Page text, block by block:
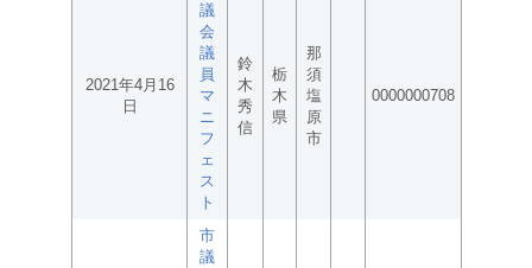
2021年4月16
日
議
会
議
員
マ
ニ
フ
ェ
ス
ト
鈴
木
秀
信
栃
木
県
那
須
塩
原
市
0000000708
市
議